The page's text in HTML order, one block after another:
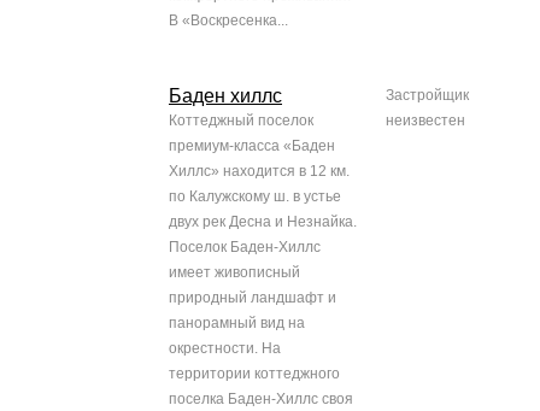
В «Воскресенка...
Баден хиллс
Коттеджный поселок
премиум-класса «Баден
Хиллс» находится в 12 км.
по Калужскому ш. в устье
двух рек Десна и Незнайка.
Поселок Баден-Хиллс
имеет живописный
природный ландшафт и
панорамный вид на
окрестности. На
территории коттеджного
поселка Баден-Хиллс своя
Застройщик
неизвестен